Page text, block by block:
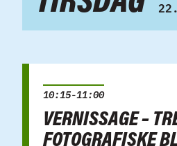
10:15-11:00
VERNISSAGE –
FOTOGRAFISKE